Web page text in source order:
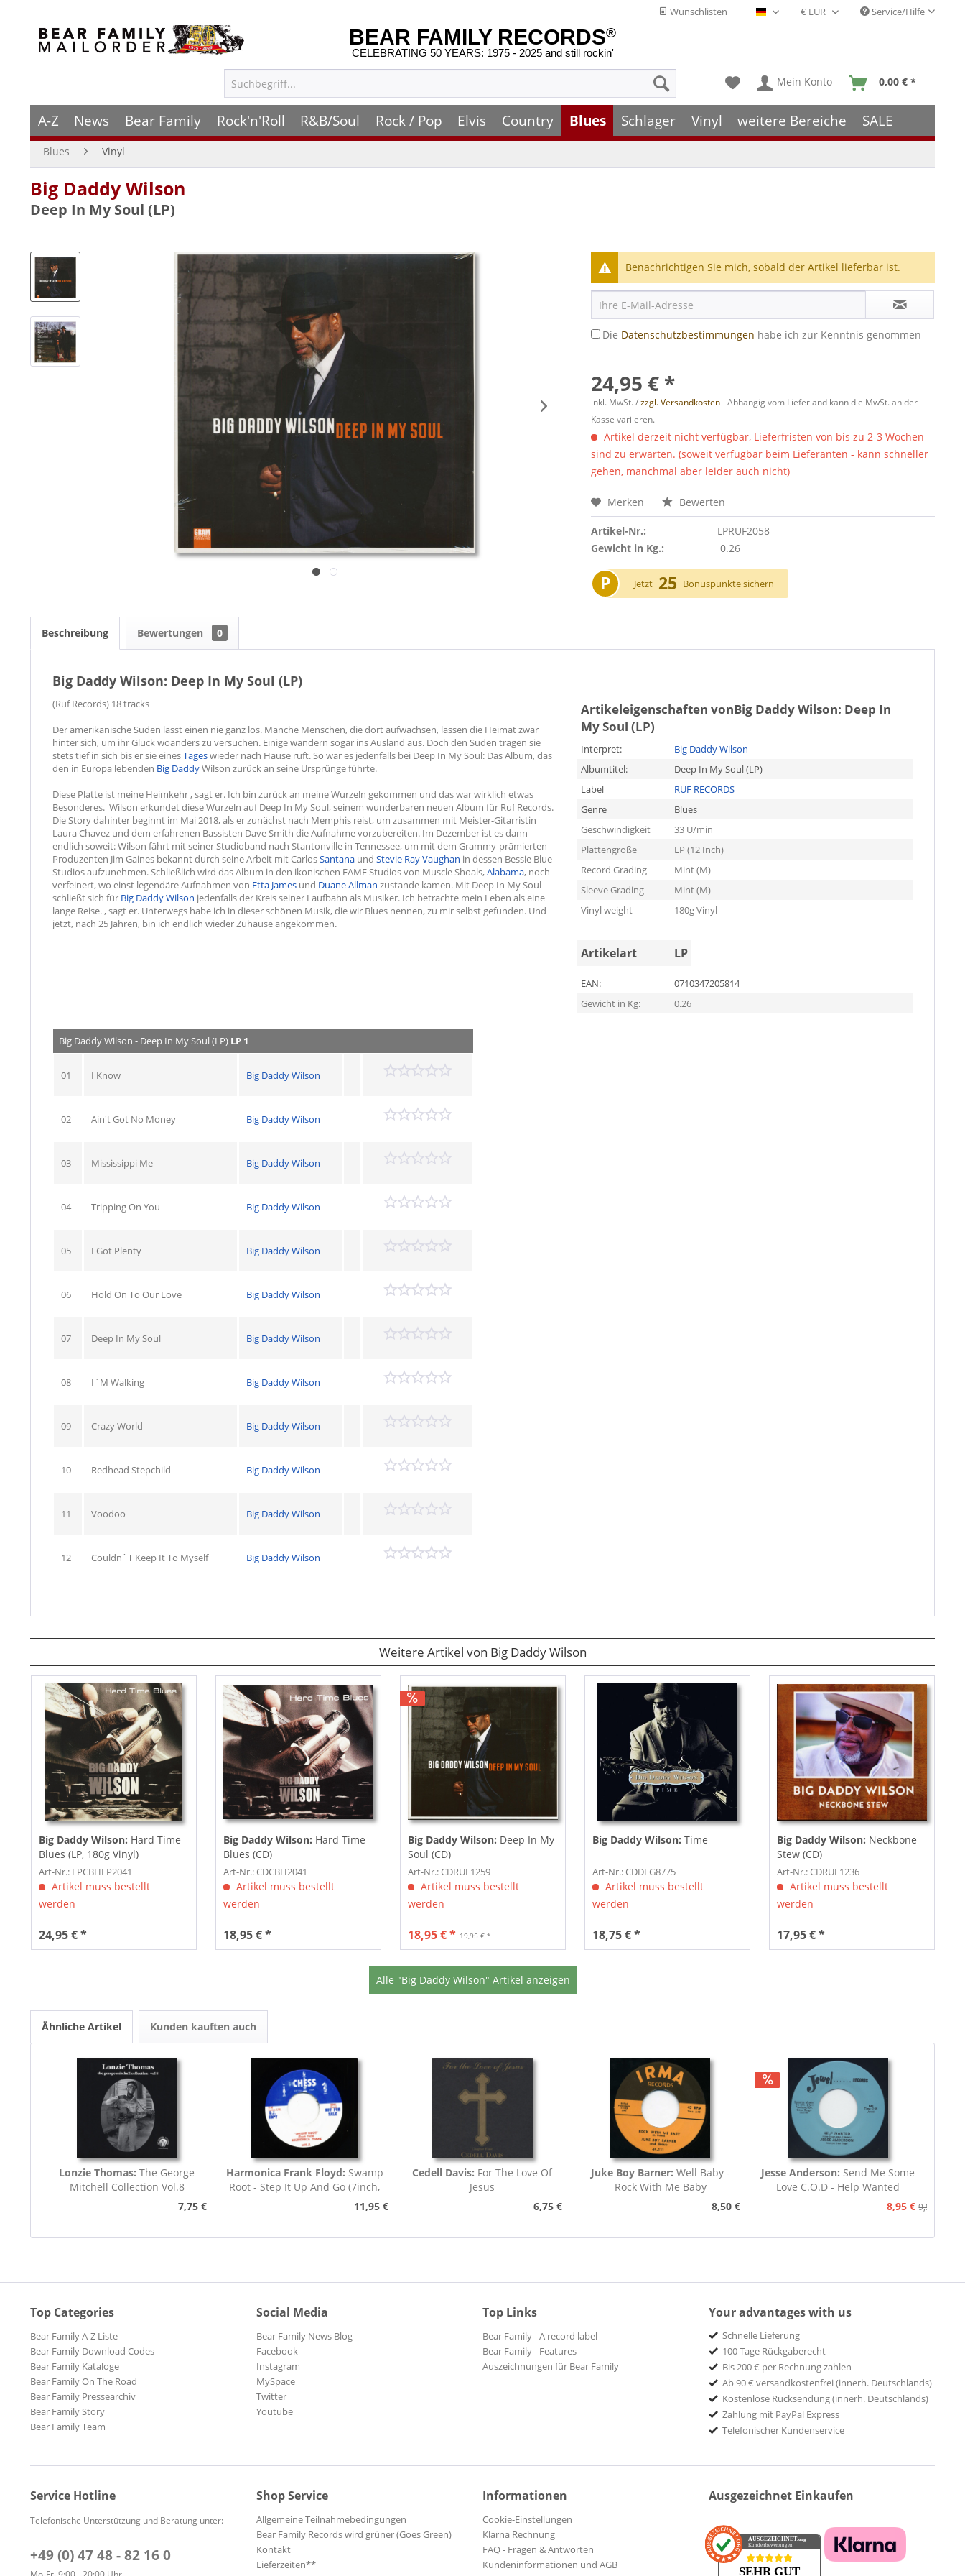
Wunschlisten Deutsch - DE Service/Hilfe
BEAR FAMILY RECORDS®
CELEBRATING 50 YEARS: 1975 - 2025 and still rockin'
Mein Konto 0,00 € *
A-Z News Bear Family Rock'n'Roll R&B/Soul Rock / Pop Elvis Country Blues Schlager Vinyl weitere Bereiche SALE
Blues Vinyl
Big Daddy Wilson
Deep In My Soul (LP)
Benachrichtigen Sie mich, sobald der Artikel lieferbar ist.
Die Datenschutzbestimmungen habe ich zur Kenntnis genommen
24,95 € *
inkl. MwSt. /zzgl. Versandkosten- Abhängig vom Lieferland kann die MwSt. an der
Kasse variieren.
Artikel derzeit nicht verfügbar, Lieferfristen von bis zu 2-3 Wochen
sind zu erwarten. (soweit verfügbar beim Lieferanten - kann schneller
gehen, manchmal aber leider auch nicht)
Merken Bewerten
Artikel-Nr.:
LPRUF2058
Gewicht in Kg.:
0.26
P Jetzt 25 Bonuspunkte sichern
Beschreibung Bewertungen 0
Big Daddy Wilson: Deep In My Soul (LP)
(Ruf Records) 18 tracks
Der amerikanische Süden lässt einen nie ganz los. Manche Menschen, die dort aufwachsen, lassen die Heimat zwar
hinter sich, um ihr Glück woanders zu versuchen. Einige wandern sogar ins Ausland aus. Doch den Süden tragen sie
stets tief in sich bis er sie einesTageswieder nach Hause ruft. So war es jedenfalls bei Deep In My Soul: Das Album, das
den in Europa lebenden Big DaddyWilson zurück an seine Ursprünge führte.
Diese Platte ist meine Heimkehr , sagt er. Ich bin zurück an meine Wurzeln gekommen und das war wirklich etwas
Besonderes. Wilson erkundet diese Wurzeln auf Deep In My Soul, seinem wunderbaren neuen Album für Ruf Records.
Die Story dahinter beginnt im Mai 2018, als er zunächst nach Memphis reist, um zusammen mit Meister-Gitarristin
Laura Chavez und dem erfahrenen Bassisten Dave Smith die Aufnahme vorzubereiten. Im Dezember ist es dann
endlich soweit: Wilson fährt mit seiner Studioband nach Stantonville in Tennessee, um mit dem Grammy-prämierten
Produzenten Jim Gaines bekannt durch seine Arbeit mit CarlosSantana und Stevie Ray Vaughan in dessen Bessie Blue
Studios aufzunehmen. Schließlich wird das Album in den ikonischen FAME Studios von Muscle Shoals,Alabama, noch
verfeinert, wo einst legendäre Aufnahmen von Etta James und Duane Allman zustande kamen. Mit Deep In My Soul
schließt sich für Big Daddy Wilson jedenfalls der Kreis seiner Laufbahn als Musiker. Ich betrachte mein Leben als eine
lange Reise. , sagt er. Unterwegs habe ich in dieser schönen Musik, die wir Blues nennen, zu mir selbst gefunden. Und
jetzt, nach 25 Jahren, bin ich endlich wieder Zuhause angekommen.
Artikeleigenschaften vonBig Daddy Wilson: Deep In
My Soul (LP)
Interpret:
Big Daddy Wilson
Albumtitel:
Deep In My Soul (LP)
Label
RUF RECORDS
Genre
Blues
Geschwindigkeit
33 U/min
Plattengröße
LP (12 Inch)
Record Grading
Mint (M)
Sleeve Grading
Mint (M)
Vinyl weight
180g Vinyl
Artikelart LP
EAN:
0710347205814
Gewicht in Kg:
0.26
Big Daddy Wilson - Deep In My Soul (LP) LP 1
01 I Know Big Daddy Wilson
02 Ain't Got No Money Big Daddy Wilson
03 Mississippi Me Big Daddy Wilson
04 Tripping On You Big Daddy Wilson
05 I Got Plenty Big Daddy Wilson
06 Hold On To Our Love Big Daddy Wilson
07 Deep In My Soul Big Daddy Wilson
08 I`M Walking Big Daddy Wilson
09 Crazy World Big Daddy Wilson
10 Redhead Stepchild Big Daddy Wilson
11 Voodoo Big Daddy Wilson
12 Couldn`T Keep It To Myself Big Daddy Wilson
Weitere Artikel von Big Daddy Wilson
Big Daddy Wilson: Hard Time
Blues (LP, 180g Vinyl)
Art-Nr.: LPCBHLP2041
Artikel muss bestellt
werden
24,95 € *
Big Daddy Wilson: Hard Time
Blues (CD)
Art-Nr.: CDCBH2041
Artikel muss bestellt
werden
18,95 € *
Big Daddy Wilson: Deep In My
Soul (CD)
Art-Nr.: CDRUF1259
Artikel muss bestellt
werden
19,95 € *
18,95 € *
Big Daddy Wilson: Time
Art-Nr.: CDDFG8775
Artikel muss bestellt
werden
18,75 € *
Big Daddy Wilson: Neckbone
Stew (CD)
Art-Nr.: CDRUF1236
Artikel muss bestellt
werden
17,95 € *
Alle "Big Daddy Wilson" Artikel anzeigen
Ähnliche Artikel Kunden kauften auch
Lonzie Thomas: The George
Mitchell Collection Vol.8
7,75 €
Harmonica Frank Floyd: Swamp
Root - Step It Up And Go (7inch,
11,95 €
Cedell Davis: For The Love Of
Jesus
6,75 €
Juke Boy Barner: Well Baby -
Rock With Me Baby
8,50 €
Jesse Anderson: Send Me Some
Love C.O.D - Help Wanted
8,95 € 9,95 €
Top Categories
Bear Family A-Z Liste
Bear Family Download Codes
Bear Family Kataloge
Bear Family On The Road
Bear Family Pressearchiv
Bear Family Story
Bear Family Team
Social Media
Bear Family News Blog
Facebook
Instagram
MySpace
Twitter
Youtube
Top Links
Bear Family - A record label
Bear Family - Features
Auszeichnungen für Bear Family
Your advantages with us
Schnelle Lieferung
100 Tage Rückgaberecht
Bis 200 € per Rechnung zahlen
Ab 90 € versandkostenfrei (innerh. Deutschlands)
Kostenlose Rücksendung (innerh. Deutschlands)
Zahlung mit PayPal Express
Telefonischer Kundenservice
Service Hotline
Telefonische Unterstützung und Beratung unter:
+49 (0) 47 48 - 82 16 0
Shop Service
Allgemeine Teilnahmebedingungen
Bear Family Records wird grüner (Goes Green)
Kontakt
Lieferzeiten**
Informationen
Cookie-Einstellungen
Klarna Rechnung
FAQ - Fragen & Antworten
Kundeninformationen und AGB
Ausgezeichnet Einkaufen
AUSGEZEICHNET .org
Kundenbewertungen
SEHR GUT